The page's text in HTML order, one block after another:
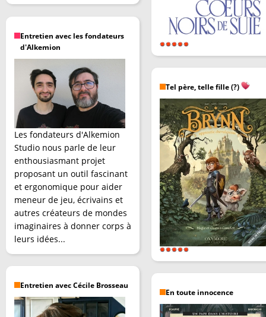
Entretien avec les fondateurs
d'Alkemion
Les fondateurs d'Alkemion
Studio nous parle de leur
enthousiasmant projet
proposant un outil fascinant
et ergonomique pour aider
meneur de jeu, écrivains et
autres créateurs de mondes
imaginaires à donner corps à
leurs idées...
Entretien avec Cécile Brosseau
Tel père, telle fille (?)
En toute innocence